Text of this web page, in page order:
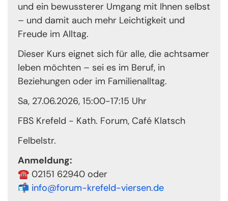
und ein bewussterer Umgang mit Ihnen selbst
– und damit auch mehr Leichtigkeit und
Freude im Alltag.
Dieser Kurs eignet sich für alle, die achtsamer
leben möchten – sei es im Beruf, in
Beziehungen oder im Familienalltag.
Sa, 27.06.2026, 15:00-17:15 Uhr
FBS Krefeld - Kath. Forum, Café Klatsch
Felbelstr.
Anmeldung:
☎️ 02151 62940 oder
📬 info@forum-krefeld-viersen.de